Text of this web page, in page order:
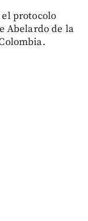
protocolo
Abelardo de la